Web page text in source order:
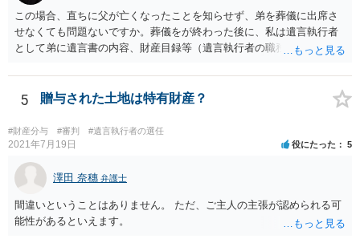
この場合、直ちに父が亡くなったことを知らせず、弟を葬儀に出席さ
せなくても問題ないですか。葬儀をが終わった後に、私は遺言執行者
として弟に遺言書の内容、財産目録等（遺言執行者の職務）を知らせ
るかは喪主の自由です。 呼ばなくてもかまいません。 そもそも、そう
いう法律関係にありません。 遺言の内容と遺産の総額の通知、公正証
で、対応しましょう。 そのあとは遺留分の請求などがあればそれへの
対応となるでしょう。
5 贈与された土地は特有財産？
#財産分与 #審判 #遺言執行者の選任
2021年7月19日 役にたった 5
澤田 奈穗 弁護士
間違いということはありません。 ただ、ご主人の主張が認められる可
能性があるといえます。